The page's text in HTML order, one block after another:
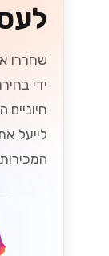
שחררו
ידי
לייעל